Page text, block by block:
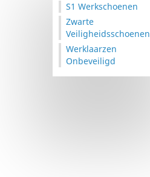
S1 Werkschoenen
Zwarte
Veiligheidsschoenen
Werklaarzen
Onbeveiligd